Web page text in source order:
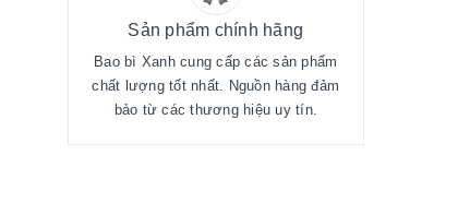
Sản phẩm chính hãng
Bao bì Xanh cung cấp các sản phẩm
chất lượng tốt nhất. Nguồn hàng đảm
bảo từ các thương hiệu uy tín.